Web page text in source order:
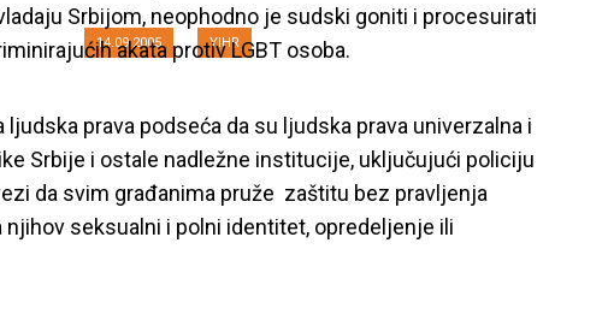
14.09.2005 YIHR
Srbijom, neophodno je sudski goniti i procesuirati
akata protiv LGBT osoba.
ljudska prava podseća da su ljudska prava univerzalna i
Srbije i ostale nadležne institucije, uključujući policiju
da svim građanima pruže zaštitu bez pravljenja
njihov seksualni i polni identitet, opredeljenje ili